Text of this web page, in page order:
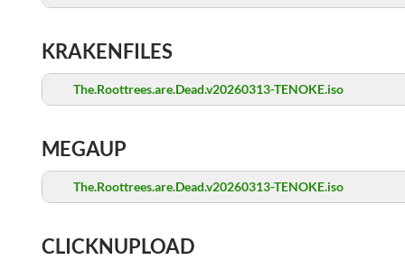
KRAKENFILES
The.Roottrees.are.Dead.v20260313-TENOKE.iso
MEGAUP
The.Roottrees.are.Dead.v20260313-TENOKE.iso
CLICKNUPLOAD